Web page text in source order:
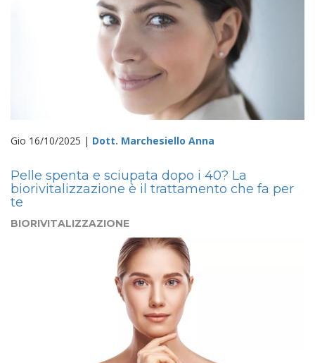
Gio 16/10/2025 | Dott. Marchesiello Anna
Pelle spenta e sciupata dopo i 40? La
biorivitalizzazione è il trattamento che fa per
te
BIORIVITALIZZAZIONE